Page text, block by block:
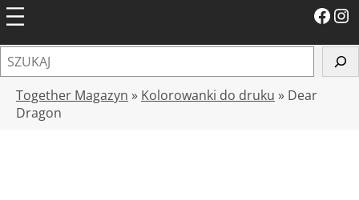
Facebook Instagram
z
Together Magazyn » Kolorowanki do druku » Dear
Dragon